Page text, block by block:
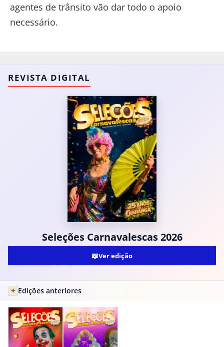
agentes de trânsito vão dar todo o apoio
necessário.
REVISTA DIGITAL
Seleções Carnavalescas 2026
📖Ver edição
✦ Edições anteriores